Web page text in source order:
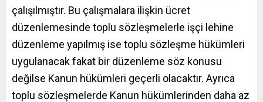
çalışılmıştır. Bu çalışmalara ilişkin ücret
düzenlemesinde toplu sözleşmelerle işçi lehine
düzenleme yapılmış ise toplu sözleşme hükümleri
uygulanacak fakat bir düzenleme söz konusu
değilse Kanun hükümleri geçerli olacaktır. Ayrıca
toplu sözleşmelerde Kanun hükümlerinden daha az